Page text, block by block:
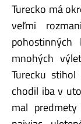
Turecko má
veľmi
mnohých
Turecku
chodil iba v
mal